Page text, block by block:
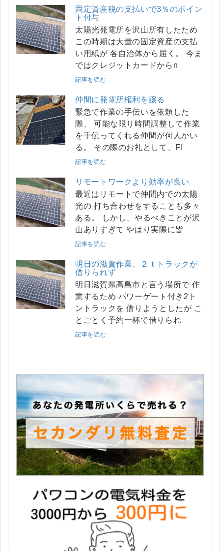
固定資産税の支払いで3％のポイン
ト付与
太陽光発電所を沢山所有したため
この時期は大量の固定資産の支払
い用紙が 各自治体から届く。 今ま
ではクレジットカードからn
記事を読む
仲間に発電所権利を譲る
緊急で作業の手伝いを依頼した
際、 可能な限り時間調整して作業
を手伝ってくれる仲間が何人かい
る。 その際のお礼として、FI
記事を読む
リモートワークより効率が良い
最近はリモートで仲間内での太陽
光の 打ち合わせをすることも多々
ある。 しかし、やるべきことが沢
山ありすぎて やはり実際に皆
記事を読む
明日の滋賀作業、２ｔトラックが
借りられず
明日滋賀県高島市と言う場所で 作
業するため パワーゲート付き2ト
ントラックを 借りようとしたが こ
とごとく予約一杯で借りられ
記事を読む